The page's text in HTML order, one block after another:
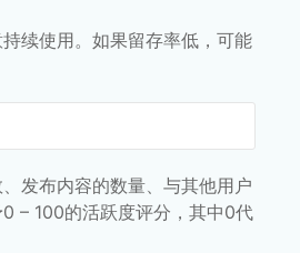
续使用。如果留存率低，可能
发布内容的数量、与其他用户
– 100的活跃度评分，其中0代